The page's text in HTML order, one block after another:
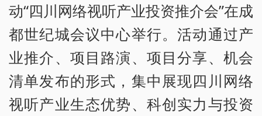
动“四川网络视听产业投资推介会”在成
都世纪城会议中心举行。活动通过产
业推介、项目路演、项目分享、机会
清单发布的形式，集中展现四川网络
视听产业生态优势、科创实力与投资